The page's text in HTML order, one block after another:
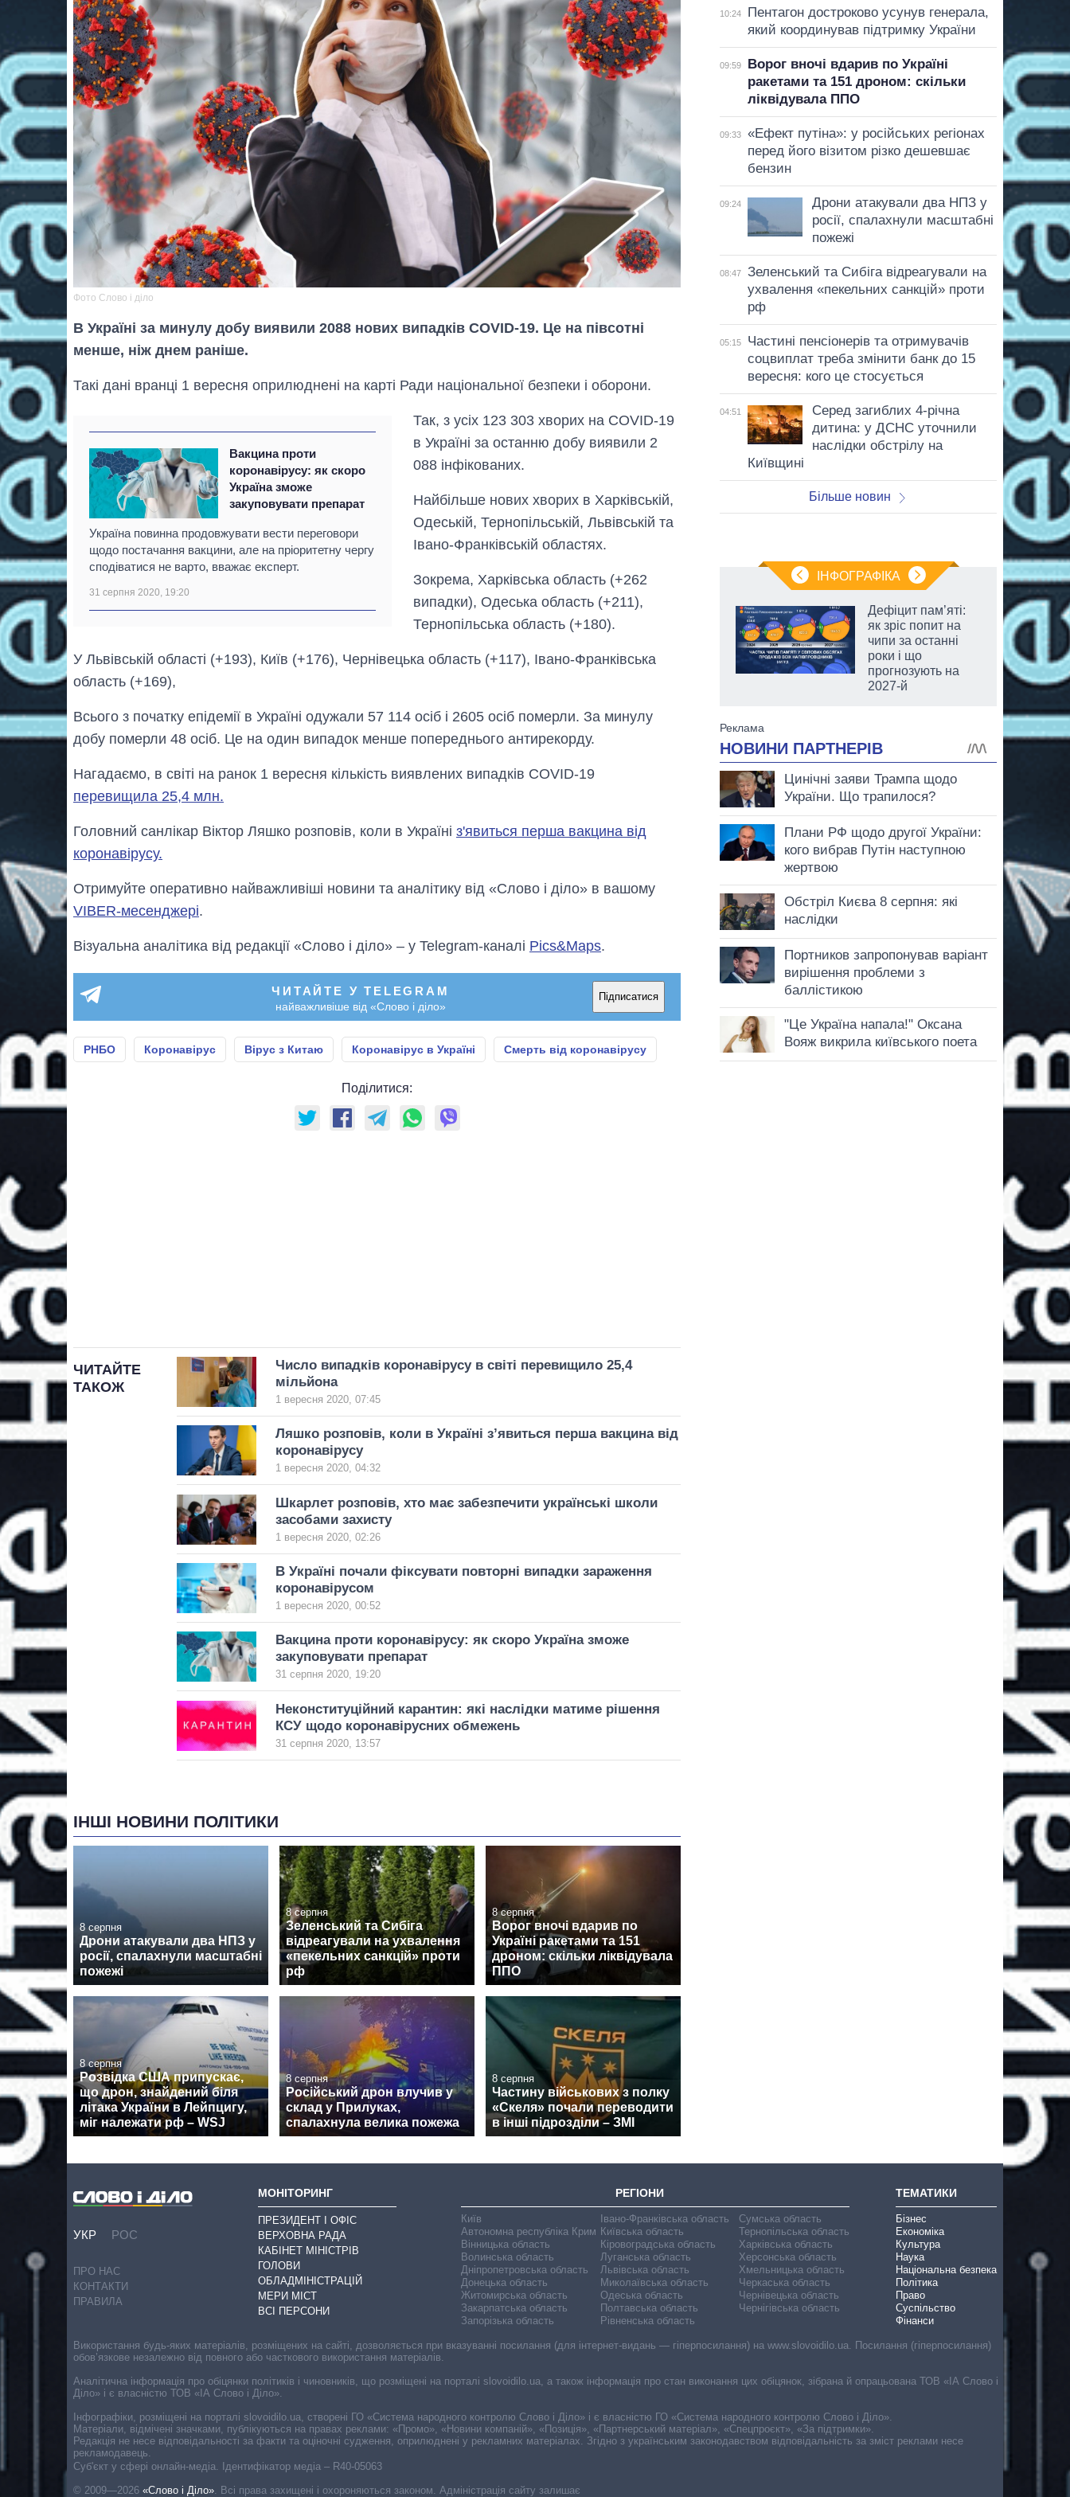
Фото Слово і діло
В Україні за минулу добу виявили 2088 нових випадків COVID-19. Це на півсотні
менше, ніж днем ​​раніше.
Такі дані вранці 1 вересня оприлюднені на карті Ради національної безпеки і оборони.
Вакцина проти
коронавірусу: як скоро
Україна зможе
закуповувати препарат
Україна повинна продовжувати вести переговори
щодо постачання вакцини, але на пріоритетну чергу
сподіватися не варто, вважає експерт.
31 серпня 2020, 19:20
Так, з усіх 123 303 хворих на COVID-19
в Україні за останню добу виявили 2
088 інфікованих.
Найбільше нових хворих в Харківській,
Одеській, Тернопільській, Львівській та
Івано-Франківській областях.
Зокрема, Харківська область (+262
випадки), Одеська область (+211),
Тернопільська область (+180).
У Львівській області (+193), Київ (+176), Чернівецька область (+117), Івано-Франківська
область (+169),
Всього з початку епідемії в Україні одужали 57 114 осіб і 2605 осіб померли. За минулу
добу померли 48 осіб. Це на один випадок менше попереднього антирекорду.
Нагадаємо, в світі на ранок 1 вересня кількість виявлених випадків COVID-19
перевищила 25,4 млн.
Головний санлікар Віктор Ляшко розповів, коли в Україні з'явиться перша вакцина від
коронавірусу.
Отримуйте оперативно найважливіші новини та аналітику від «Слово і діло» в вашому
VIBER-месенджері.
Візуальна аналітика від редакції «Слово і діло» – у Telegram-каналі Pics&Maps.
ЧИТАЙТЕ У TELEGRAM
найважливіше від «Слово і діло»
Підписатися
РНБО Коронавірус Вірус з Китаю Коронавірус в Україні Смерть від коронавірусу
Поділитися:
ЧИТАЙТЕ
ТАКОЖ
Число випадків коронавірусу в світі перевищило 25,4
мільйона
1 вересня 2020, 07:45
Ляшко розповів, коли в Україні з’явиться перша вакцина від
коронавірусу
1 вересня 2020, 04:32
Шкарлет розповів, хто має забезпечити українські школи
засобами захисту
1 вересня 2020, 02:26
В Україні почали фіксувати повторні випадки зараження
коронавірусом
1 вересня 2020, 00:52
Вакцина проти коронавірусу: як скоро Україна зможе
закуповувати препарат
31 серпня 2020, 19:20
Неконституційний карантин: які наслідки матиме рішення
КСУ щодо коронавірусних обмежень
31 серпня 2020, 13:57
ІНШІ НОВИНИ ПОЛІТИКИ
8 серпня
Дрони атакували два НПЗ у
росії, спалахнули масштабні
пожежі
8 серпня
Зеленський та Сибіга
відреагували на ухвалення
«пекельних санкцій» проти
рф
8 серпня
Ворог вночі вдарив по
Україні ракетами та 151
дроном: скільки ліквідувала
ППО
8 серпня
Розвідка США припускає,
що дрон, знайдений біля
літака України в Лейпцигу,
міг належати рф – WSJ
8 серпня
Російський дрон влучив у
склад у Прилуках,
спалахнула велика пожежа
8 серпня
Частину військових з полку
«Скеля» почали переводити
в інші підрозділи – ЗМІ
10:24
Пентагон достроково усунув генерала,
який координував підтримку України
09:59
Ворог вночі вдарив по Україні
ракетами та 151 дроном: скільки
ліквідувала ППО
09:33
«Ефект путіна»: у російських регіонах
перед його візитом різко дешевшає
бензин
09:24
Дрони атакували два НПЗ у
росії, спалахнули масштабні
пожежі
08:47
Зеленський та Сибіга відреагували на
ухвалення «пекельних санкцій» проти
рф
05:15
Частині пенсіонерів та отримувачів
соцвиплат треба змінити банк до 15
вересня: кого це стосується
04:51
Серед загиблих 4-річна
дитина: у ДСНС уточнили
наслідки обстрілу на
Київщині
Більше новин
ІНФОГРАФІКА
Скільки картоплі
вирощували в
великої війни
Дефіцит пам’яті:
як зріс попит на
чипи за останні
роки і що
прогнозують на
2027-й
УКР РОС
ПРО НАС
КОНТАКТИ
ПРАВИЛА
МОНІТОРИНГ
ПРЕЗИДЕНТ І ОФІС
ВЕРХОВНА РАДА
КАБІНЕТ МІНІСТРІВ
ГОЛОВИ
ОБЛАДМІНІСТРАЦІЙ
МЕРИ МІСТ
ВСІ ПЕРСОНИ
РЕГІОНИ
Київ
Автономна республіка Крим
Вінницька область
Волинська область
Дніпропетровська область
Донецька область
Житомирська область
Закарпатська область
Запорізька область
Івано-Франківська область
Київська область
Кіровоградська область
Луганська область
Львівська область
Миколаївська область
Одеська область
Полтавська область
Рівненська область
Сумська область
Тернопільська область
Харківська область
Херсонська область
Хмельницька область
Черкаська область
Чернівецька область
Чернігівська область
ТЕМАТИКИ
Бізнес
Економіка
Культура
Наука
Національна безпека
Політика
Право
Суспільство
Фінанси
Cуб'єкт у сфері онлайн-медіа. Ідентифікатор медіа – R40-05063
© 2009—2026 «Слово і Діло». Всі права захищені і охороняються законом. Адміністрація сайту залишає
Використання будь-яких матеріалів, розміщених на сайті, дозволяється при вказуванні посилання (для інтернет-видань — гіперпосилання) на www.slovoidilo.ua. Посилання (гіперпосилання)
обов’язкове незалежно від повного або часткового використання матеріалів.
Аналітична інформація про обіцянки політиків і чиновників, що розміщені на порталі slovoidilo.ua, а також інформація про стан виконання цих обіцянок, зібрана й опрацьована ТОВ «ІА Слово і
Діло» і є власністю ТОВ «ІА Слово і Діло».
Інфографіки, розміщені на порталі slovoidilo.ua, створені ГО «Система народного контролю Слово і Діло» і є власністю ГО «Система народного контролю Слово і Діло».
Матеріали, відмічені значками, публікуються на правах реклами: «Промо», «Новини компаній», «Позиція», «Партнерський матеріал», «Спецпроєкт», «За підтримки».
Редакція не несе відповідальності за факти та оціночні судження, оприлюднені у рекламних матеріалах. Згідно з українським законодавством відповідальність за зміст реклами несе
рекламодавець.